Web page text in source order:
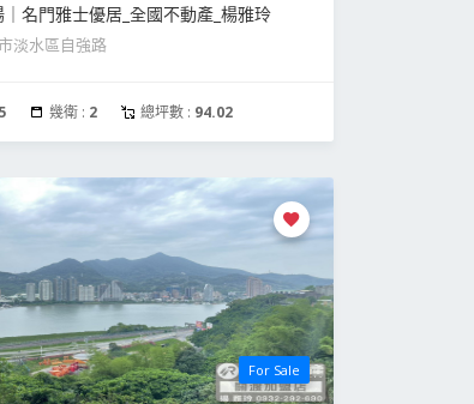
名門雅士優居_全國不動產_楊雅玲
淡水區自強路
5 幾衛 : 2 總坪數 : 94.02
For Sale